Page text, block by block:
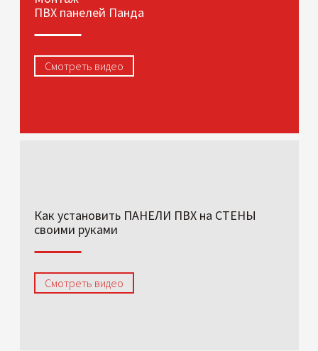
ПВХ панелей Панда
Смотреть видео
Как установить ПАНЕЛИ ПВХ на СТЕНЫ
своими руками
Смотреть видео